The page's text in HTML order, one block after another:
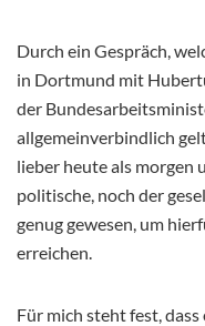
Durch ein Gespräch,
in Dortmund mit
der
allgemeinverbindlich
lieber heute als morgen
politische, noch der
genug gewesen, um
erreichen.
Für mich steht fest,